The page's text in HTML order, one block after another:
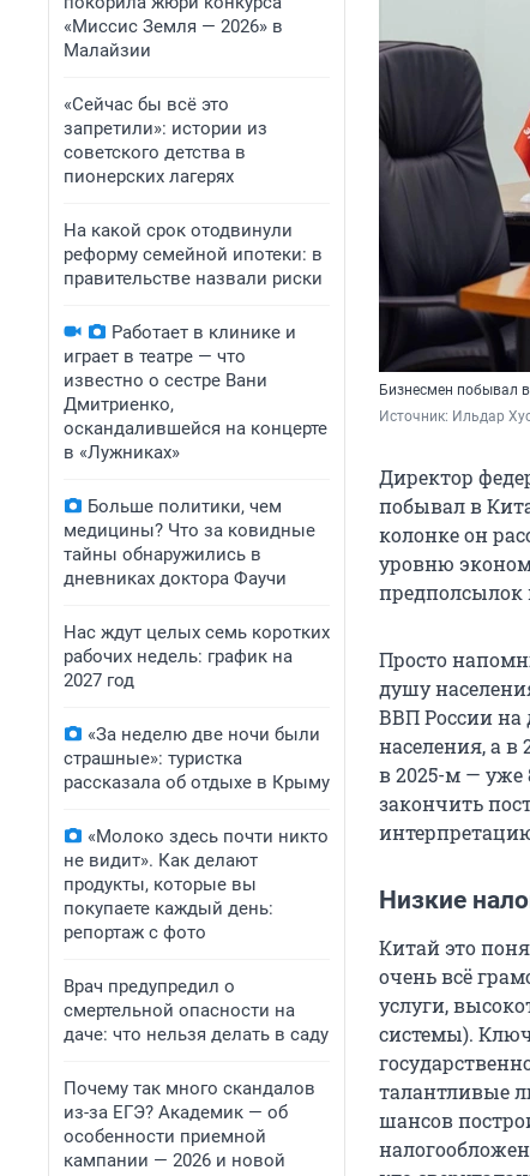
«Миссис Земля — 2026» в
Малайзии
«Сейчас бы всё это
запретили»: истории из
советского детства в
пионерских лагерях
На какой срок отодвинули
реформу семейной ипотеки: в
правительстве назвали риски
Работает в клинике и
играет в театре — что
известно о сестре Вани
Дмитриенко,
оскандалившейся на концерте
в «Лужниках»
Больше политики, чем
медицины? Что за ковидные
тайны обнаружились в
дневниках доктора Фаучи
Нас ждут целых семь коротких
рабочих недель: график на
2027 год
«За неделю две ночи были
страшные»: туристка
рассказала об отдыхе в Крыму
«Молоко здесь почти никто
не видит». Как делают
продукты, которые вы
покупаете каждый день:
репортаж с фото
Врач предупредил о
смертельной опасности на
даче: что нельзя делать в саду
Почему так много скандалов
из-за ЕГЭ? Академик — об
особенности приемной
кампании — 2026 и новой
Бизнесмен побывал
Источник: Ильдар
Директор
побывал в
колонке он
уровню
предполсылок
Просто
душу
ВВП России на
населения, а в
в 2025-м — уже
закончить
Низкие
Китай это
очень всё
услуги,
системы).
талантливые
шансов